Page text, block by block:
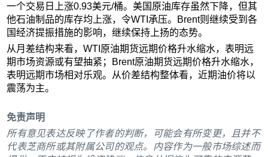
一个交易日上涨0.93美元/桶。美国原油库存虽然下降，但其
他石油制品的库存均上涨，令WTI承压。Brent则继续受到各
国经济提振措施的影响，继续保持上扬的态势。
从月差结构来看，WTI原油期货远期价格升水缩水，表明远
期市场资源或有望抽紧；Brent原油期货远期价格升水缩水，
表明远期市场相对乐观。从价差结构整体看，近期油价将以
震荡为主。
免责声明
所有意见表达反映了作者的判断，可能会有所变更，且并不
代表芝商所或其附属公司的观点。内容作为一般市场综述而